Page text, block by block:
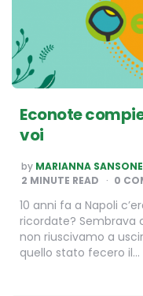
Econote
voi
POSTED
BY
by MARIANNA SANSONE
2 MINUTE READ 0
10 anni fa a Napoli
ricordate? Sembrava
non riuscivamo a
quello stato fecero il…